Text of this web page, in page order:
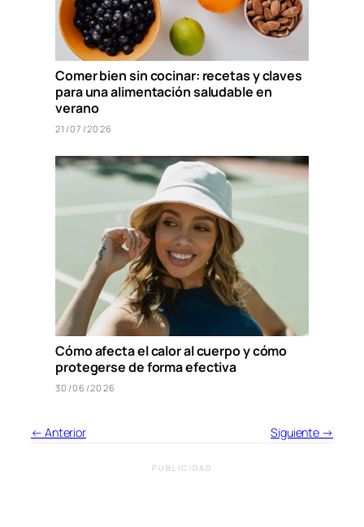
Comer bien sin cocinar: recetas y claves
para una alimentación saludable en
verano
21/07/2026
Cómo afecta el calor al cuerpo y cómo
protegerse de forma efectiva
30/06/2026
← Anterior Siguiente →
PUBLICIDAD